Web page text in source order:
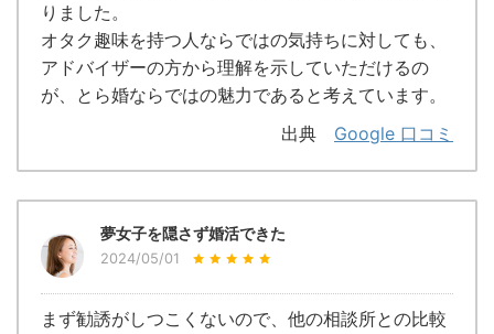
りました。
オタク趣味を持つ人ならではの気持ちに対しても、
アドバイザーの方から理解を示していただけるの
が、とら婚ならではの魅力であると考えています。
出典 Google 口コミ
夢女子を隠さず婚活できた
2024/05/01
まず勧誘がしつこくないので、他の相談所との比較